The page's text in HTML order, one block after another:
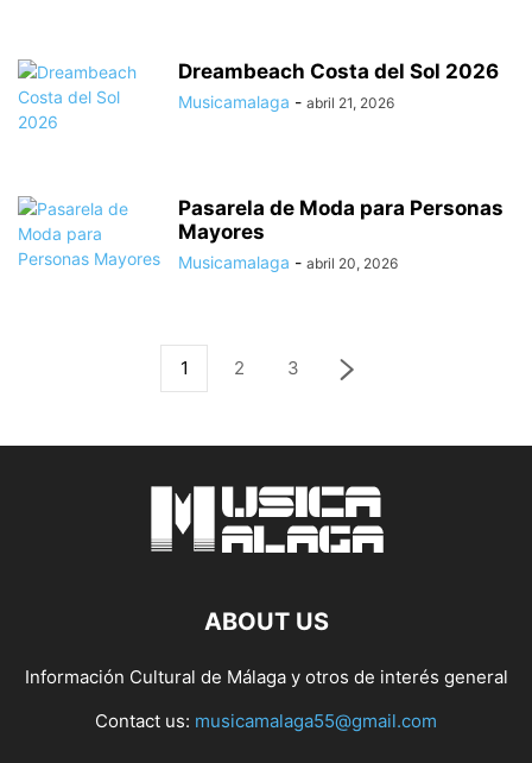
Dreambeach Costa del Sol 2026
Musicamalaga - abril 21, 2026
Pasarela de Moda para Personas
Mayores
Musicamalaga - abril 20, 2026
1 2 3
ABOUT US
Información Cultural de Málaga y otros de interés general
Contact us: musicamalaga55@gmail.com